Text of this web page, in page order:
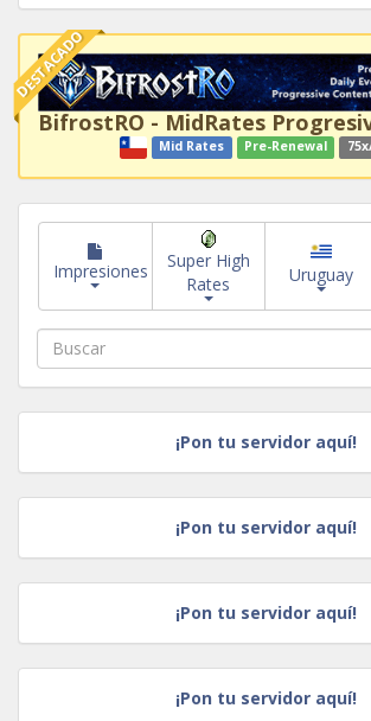
DESTACADO
BifrostRO - MidRates
Mid Rates Pre-Renewal
Impresiones
Super High
Rates
Uruguay
¡Pon tu servidor aquí!
¡Pon tu servidor aquí!
¡Pon tu servidor aquí!
¡Pon tu servidor aquí!